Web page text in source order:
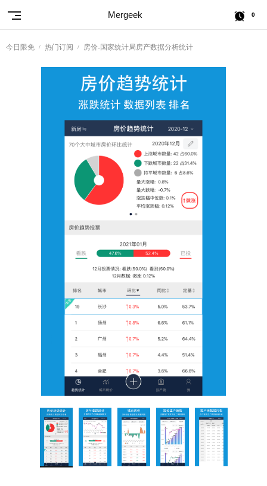
Mergeek 0
今日限免 热门订阅 房价-国家统计局房产数据分析统计